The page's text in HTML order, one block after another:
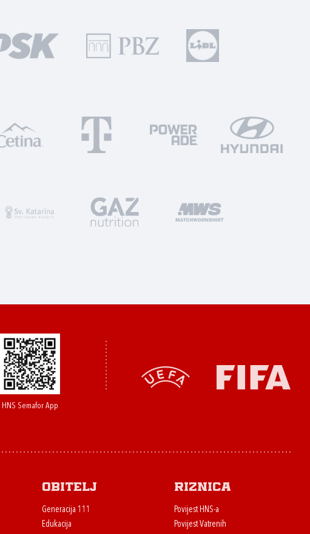
HNS Semafor App
Obitelj
Generacija 111
Edukacija
Riznica
Povijest HNS-a
Povijest Vatrenih